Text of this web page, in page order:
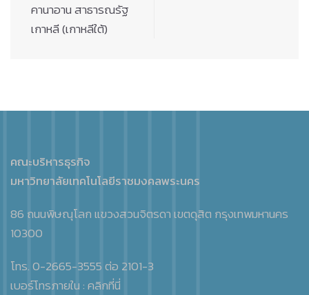
คานาอาน สาธารณรัฐ
เกาหลี (เกาหลีใต้)
คณะบริหารธุรกิจ
มหาวิทยาลัยเทคโนโลยีราชมงคลพระนคร
86 ถนนพิษณุโลก แขวงสวนจิตรดา เขตดุสิต กรุงเทพมหานคร
10300
โทร. 0-2665-3555 ต่อ 2101-3
เบอร์โทรภายใน :คลิกที่นี่